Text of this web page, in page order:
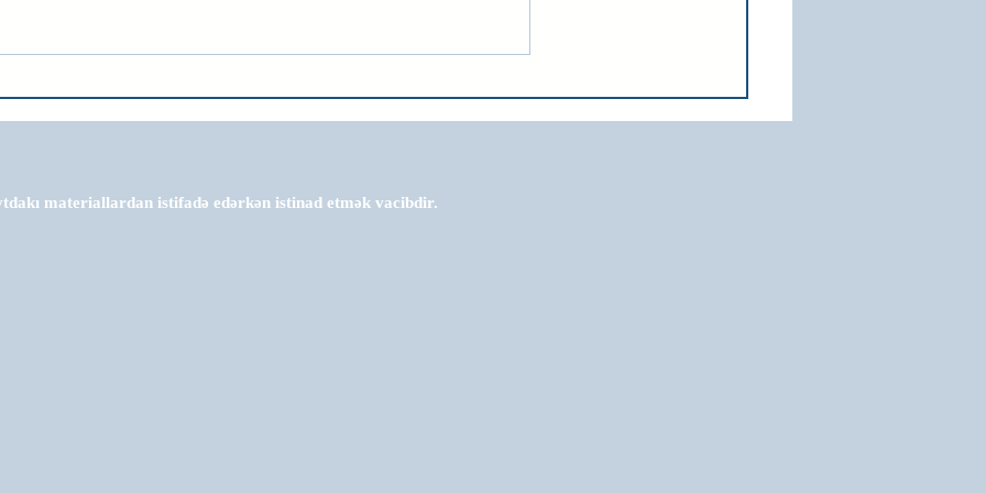
materiallardan istifadə edərkən istinad etmək vacibdir.